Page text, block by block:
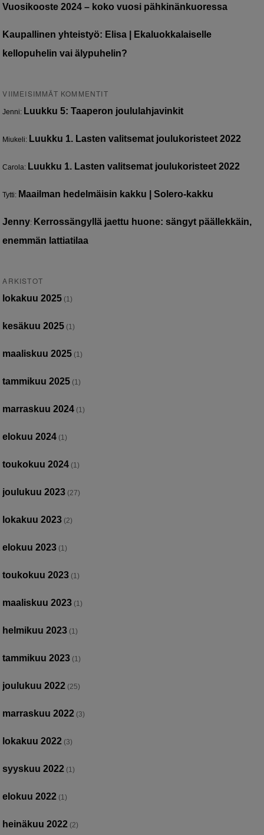
Vuosikooste 2024 – koko vuosi pähkinänkuoressa
Kaupallinen yhteistyö: Elisa | Ekaluokkalaiselle
kellopuhelin vai älypuhelin?
VIIMEISIMMÄT KOMMENTIT
Jenni: Luukku 5: Taaperon joululahjavinkit
Miukeli: Luukku 1. Lasten valitsemat joulukoristeet 2022
Carola: Luukku 1. Lasten valitsemat joulukoristeet 2022
Tytti: Maailman hedelmäisin kakku | Solero-kakku
Jenny: Kerrossängyllä jaettu huone: sängyt päällekkäin,
enemmän lattiatilaa
ARKISTOT
lokakuu 2025 (1)
kesäkuu 2025 (1)
maaliskuu 2025 (1)
tammikuu 2025 (1)
marraskuu 2024 (1)
elokuu 2024 (1)
toukokuu 2024 (1)
joulukuu 2023 (27)
lokakuu 2023 (2)
elokuu 2023 (1)
toukokuu 2023 (1)
maaliskuu 2023 (1)
helmikuu 2023 (1)
tammikuu 2023 (1)
joulukuu 2022 (25)
marraskuu 2022 (3)
lokakuu 2022 (3)
syyskuu 2022 (1)
elokuu 2022 (1)
heinäkuu 2022 (2)